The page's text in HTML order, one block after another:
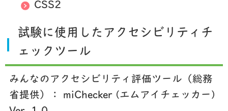
CSS2
試験に使用したアクセシビリティチ
ェックツール
みんなのアクセシビリティ評価ツール（総務
省提供）： miChecker (エムアイチェッカー)